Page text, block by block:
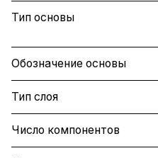
Тип основы
Обозначение основы
Тип слоя
Число компонентов